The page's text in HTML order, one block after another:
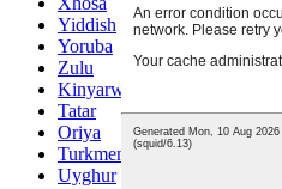
Yiddish
Yoruba
Zulu
Kinyarwanda
Tatar
Oriya
Turkmen
Uyghur